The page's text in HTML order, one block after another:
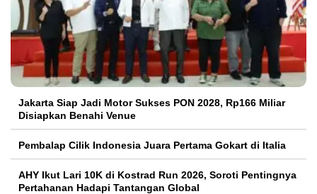
Jakarta Siap Jadi Motor Sukses PON 2028, Rp166 Miliar
Disiapkan Benahi Venue
Pembalap Cilik Indonesia Juara Pertama Gokart di Italia
AHY Ikut Lari 10K di Kostrad Run 2026, Soroti Pentingnya
Pertahanan Hadapi Tantangan Global